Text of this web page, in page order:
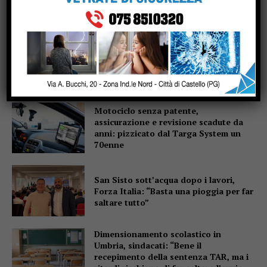
Popular
La Storia, quando una lezione si canta
invece di scriverla alla lavagna
Motociclo senza patente,
assicurazione e revisione scadute da
anni: pizzicato dal Targa System un
70enne
San Sisto sott’acqua dopo i lavori,
Forza Italia: “Basta una pioggia per far
saltare tutto”
Dimensionamento scolastico in
Umbria, sindacati: “Bene il
recepimento della sentenza TAR, ma i